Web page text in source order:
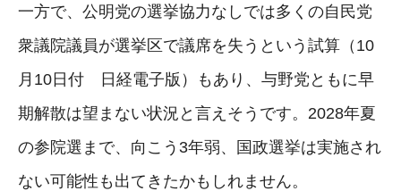
一方で、公明党の選挙協力なしでは多くの自民党
衆議院議員が選挙区で議席を失うという試算（10
月10日付 日経電子版）もあり、与野党ともに早
期解散は望まない状況と言えそうです。2028年夏
の参院選まで、向こう3年弱、国政選挙は実施され
ない可能性も出てきたかもしれません。